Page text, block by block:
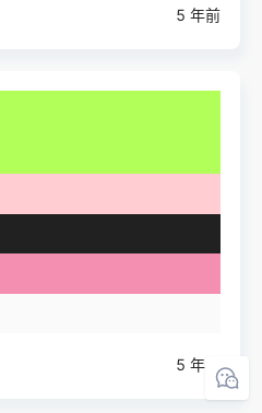
5 年前
5 年前